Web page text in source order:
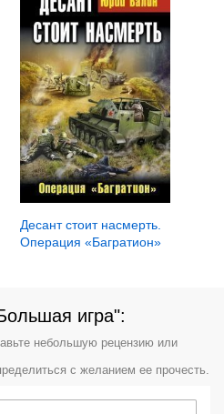
Десант стоит насмерть.
Операция «Багратион»
игра":
небольшую рецензию или
с желанием ее прочесть.